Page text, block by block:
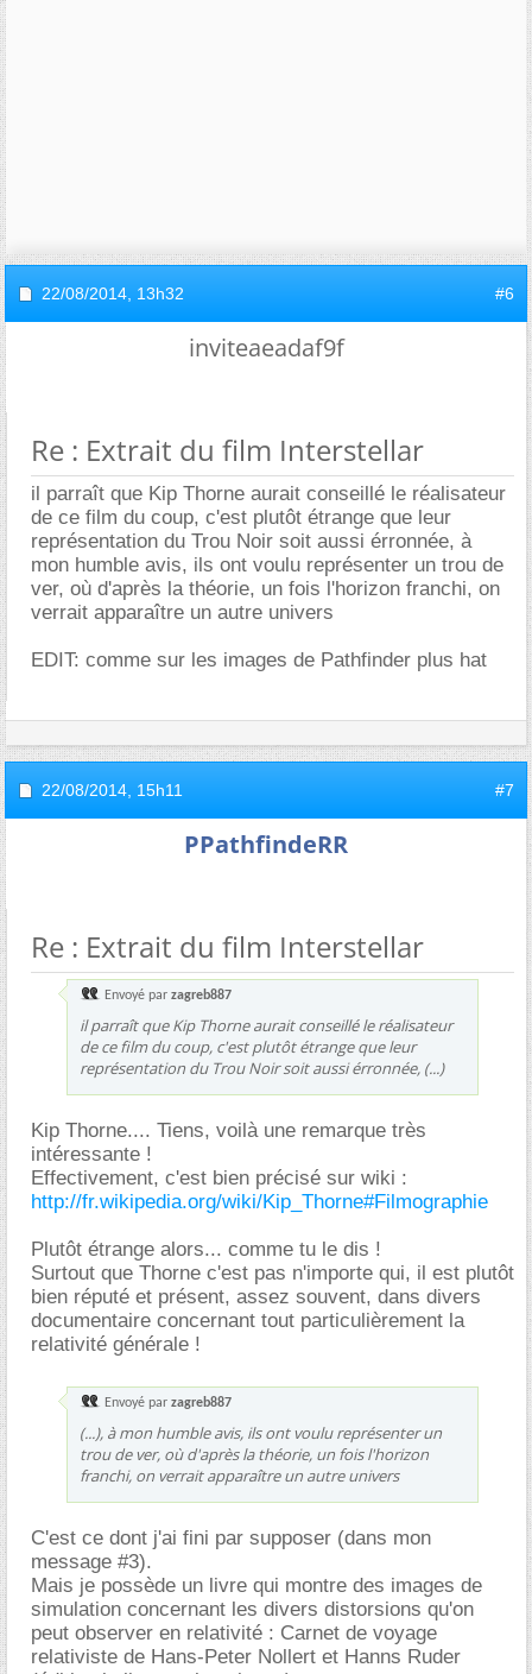
22/08/2014, 13h32 #6
inviteaeadaf9f
Re : Extrait du film Interstellar
il parraît que Kip Thorne aurait conseillé le réalisateur
de ce film du coup, c'est plutôt étrange que leur
représentation du Trou Noir soit aussi érronnée, à
mon humble avis, ils ont voulu représenter un trou de
ver, où d'après la théorie, un fois l'horizon franchi, on
verrait apparaître un autre univers
EDIT: comme sur les images de Pathfinder plus hat
22/08/2014, 15h11 #7
PPathfindeRR
Re : Extrait du film Interstellar
Envoyé par zagreb887
il parraît que Kip Thorne aurait conseillé le réalisateur
de ce film du coup, c'est plutôt étrange que leur
représentation du Trou Noir soit aussi érronnée, (...)
Kip Thorne.... Tiens, voilà une remarque très
intéressante !
Effectivement, c'est bien précisé sur wiki :
http://fr.wikipedia.org/wiki/Kip_Thorne#Filmographie
Plutôt étrange alors... comme tu le dis !
Surtout que Thorne c'est pas n'importe qui, il est plutôt
bien réputé et présent, assez souvent, dans divers
documentaire concernant tout particulièrement la
relativité générale !
Envoyé par zagreb887
(...), à mon humble avis, ils ont voulu représenter un
trou de ver, où d'après la théorie, un fois l'horizon
franchi, on verrait apparaître un autre univers
C'est ce dont j'ai fini par supposer (dans mon
message #3).
Mais je possède un livre qui montre des images de
simulation concernant les divers distorsions qu'on
peut observer en relativité : Carnet de voyage
relativiste de Hans-Peter Nollert et Hanns Ruder